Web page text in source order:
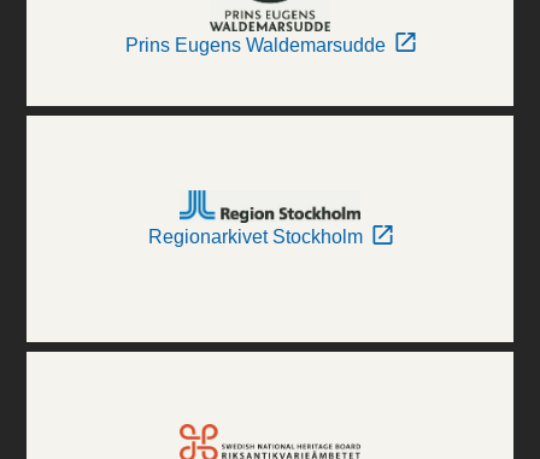
Prins Eugens Waldemarsudde
Regionarkivet Stockholm